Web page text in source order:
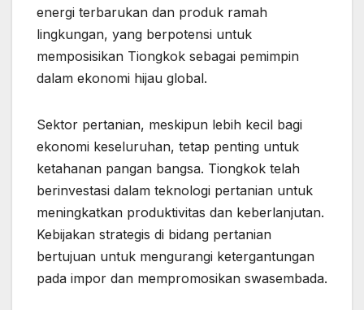
energi terbarukan dan produk ramah
lingkungan, yang berpotensi untuk
memposisikan Tiongkok sebagai pemimpin
dalam ekonomi hijau global.
Sektor pertanian, meskipun lebih kecil bagi
ekonomi keseluruhan, tetap penting untuk
ketahanan pangan bangsa. Tiongkok telah
berinvestasi dalam teknologi pertanian untuk
meningkatkan produktivitas dan keberlanjutan.
Kebijakan strategis di bidang pertanian
bertujuan untuk mengurangi ketergantungan
pada impor dan mempromosikan swasembada.